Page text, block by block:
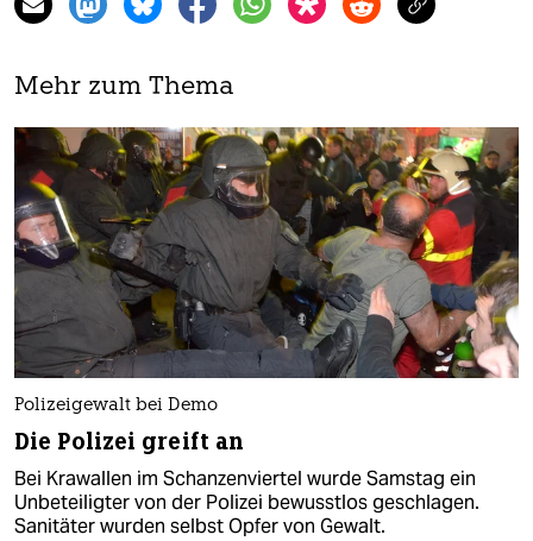
Mehr zum Thema
Polizeigewalt bei Demo
Die Polizei greift an
Bei Krawallen im Schanzenviertel wurde Samstag ein
Unbeteiligter von der Polizei bewusstlos geschlagen.
Sanitäter wurden selbst Opfer von Gewalt.